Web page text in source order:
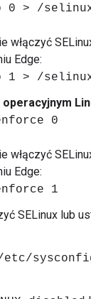
0 > /
włączyć
Edge:
1 > /
0
włączyć
Edge:
1
SELinux lub
etc/